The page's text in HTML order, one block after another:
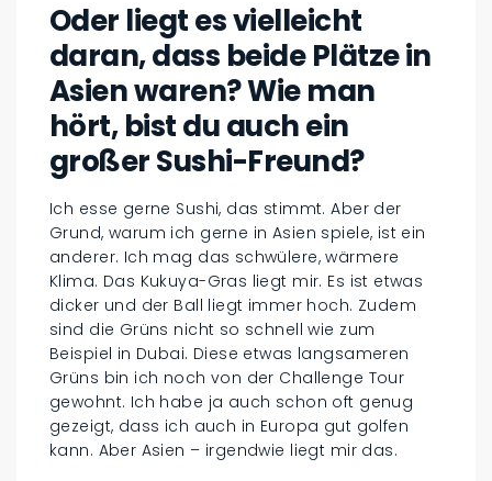
Oder liegt es vielleicht
daran, dass beide Plätze in
Asien waren? Wie man
hört, bist du auch ein
großer Sushi-Freund?
Ich esse gerne Sushi, das stimmt. Aber der
Grund, warum ich gerne in Asien spiele, ist ein
anderer. Ich mag das schwülere, wärmere
Klima. Das Kukuya-Gras liegt mir. Es ist etwas
dicker und der Ball liegt immer hoch. Zudem
sind die Grüns nicht so schnell wie zum
Beispiel in Dubai. Diese etwas langsameren
Grüns bin ich noch von der Challenge Tour
gewohnt. Ich habe ja auch schon oft genug
gezeigt, dass ich auch in Europa gut golfen
kann. Aber Asien – irgendwie liegt mir das.